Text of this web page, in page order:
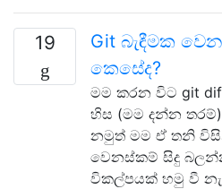
19
Git බැඳීමක
කෙසේද?
මම කරන විට git
හිස (මම දන්න
නමුත් මම ඒ තනි
වෙනස්කම් සිදු
විකල්පයක් හමු වී